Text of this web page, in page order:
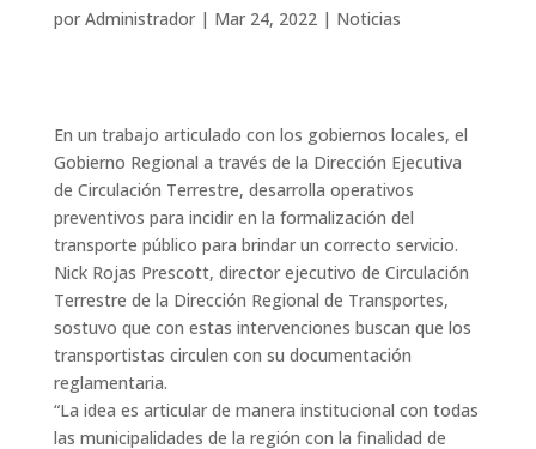
por Administrador| Mar 24, 2022| Noticias
En un trabajo articulado con los gobiernos locales, el
Gobierno Regional a través de la Dirección Ejecutiva
de Circulación Terrestre, desarrolla operativos
preventivos para incidir en la formalización del
transporte público para brindar un correcto servicio.
Nick Rojas Prescott, director ejecutivo de Circulación
Terrestre de la Dirección Regional de Transportes,
sostuvo que con estas intervenciones buscan que los
transportistas circulen con su documentación
reglamentaria.
“La idea es articular de manera institucional con todas
las municipalidades de la región con la finalidad de